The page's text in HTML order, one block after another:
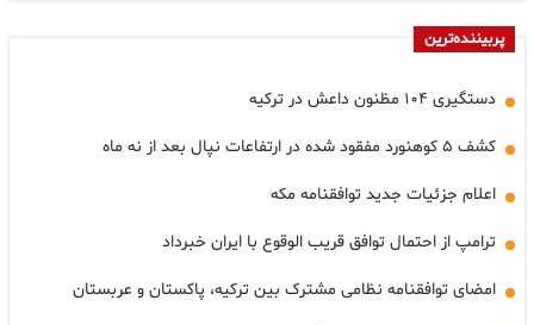
پربیننده‌ترین
دستگیری ۱۰۴ مظنون داعش در ترکیه
کشف ۵ کوهنورد مفقود شده در ارتفاعات نپال بعد از نه ماه
اعلام جزئیات جدید توافقنامه مکه
ترامپ از احتمال توافق قریب الوقوع با ایران خبرداد
امضای توافقنامه نظامی مشترک بین ترکیه، پاکستان و عربستان